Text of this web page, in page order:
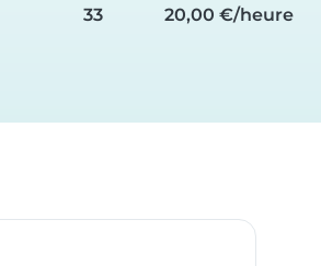
33
20,00 €/heure